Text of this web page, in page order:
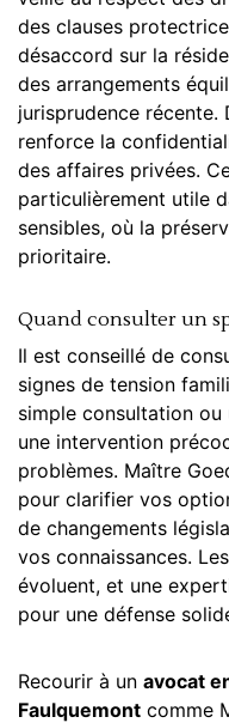
des clauses
désaccord sur la
des arrangements
jurisprudence
renforce la
des affaires privées.
particulièrement utile
sensibles, où la
prioritaire.
Quand consulter un
Il est conseillé de
signes de tension
simple consultation
une intervention
problèmes. Maître
pour clarifier vos
de changements
vos connaissances.
évoluent, et une
pour une défense
Recourir à un avocat
Faulquemont comme